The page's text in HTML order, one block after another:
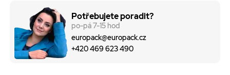
Potřebujete poradit?
po-pá 7-15 hod
europack@europack.cz
+420 469 623 490